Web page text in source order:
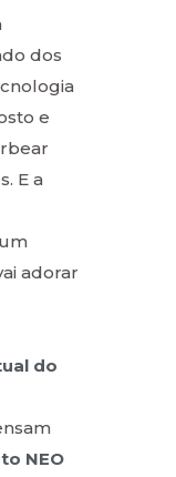
dos
e
E a
adorar
do
NEO